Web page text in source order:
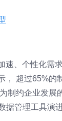
速、个性化需
超过65%的
制约企业发展
据管理工具演